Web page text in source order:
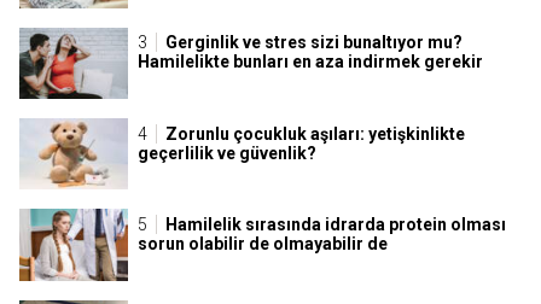
Gerginlik ve stres sizi bunaltıyor mu?
Hamilelikte bunları en aza indirmek gerekir
Zorunlu çocukluk aşıları: yetişkinlikte
geçerlilik ve güvenlik?
Hamilelik sırasında idrarda protein olması
sorun olabilir de olmayabilir de